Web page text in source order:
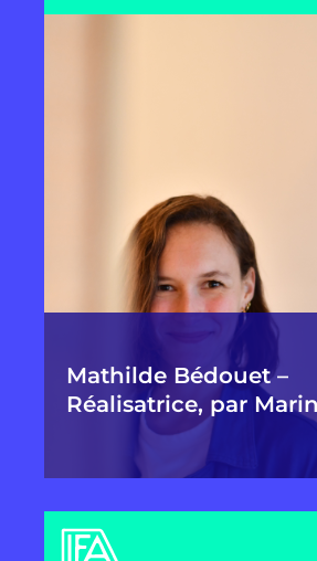
Mathilde Bédouet –
Réalisatrice, par